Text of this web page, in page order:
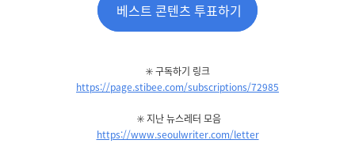
베스트 콘텐츠 투표하기
✳️ 구독하기 링크
https://page.stibee.com/subscriptions/72985
✳️ 지난 뉴스레터 모음
https://www.seoulwriter.com/letter